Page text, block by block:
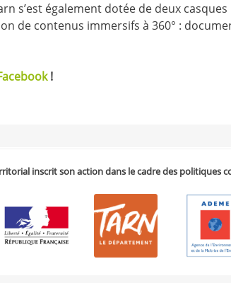
s’est également dotée de deux
de contenus immersifs à 360° :
!
inscrit son action dans le cadre des politiques